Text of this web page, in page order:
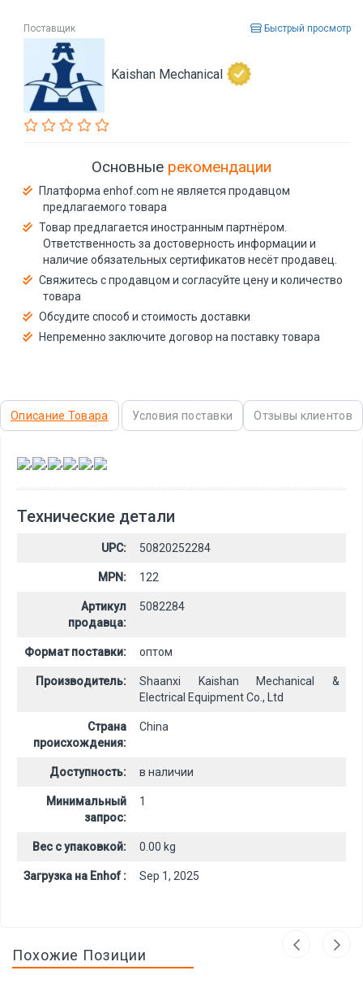
Поставщик Быстрый просмотр
Kaishan Mechanical
Основные рекомендации
Платформа enhof.com не является продавцом
предлагаемого товара
Товар предлагается иностранным партнёром.
Ответственность за достоверность информации и
наличие обязательных сертификатов несёт продавец.
Свяжитесь с продавцом и согласуйте цену и количество
товара
Обсудите способ и стоимость доставки
Непременно заключите договор на поставку товара
Описание Товара Условия поставки Отзывы клиентов
, , , , ,
Технические детали
UPC: 50820252284
MPN: 122
Артикул
продавца:
5082284
Формат поставки: оптом
Производитель:
Shaanxi Kaishan Mechanical &
Electrical Equipment Co., Ltd
Страна
происхождения:
China
Доступность: в наличии
Минимальный
запрос:
1
Вес с упаковкой: 0.00 kg
Загрузка на Enhof : Sep 1, 2025
Похожие Позиции